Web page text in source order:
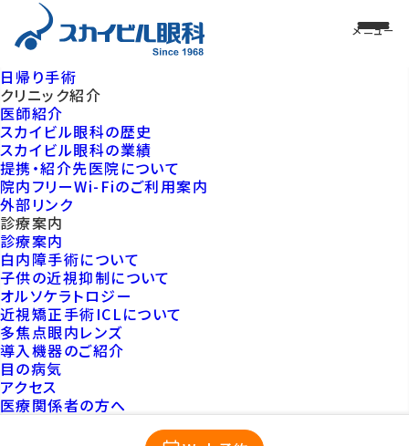
日帰り手術
クリニック紹介
医師紹介
スカイビル眼科の歴史
スカイビル眼科の業績
提携・紹介先医院について
院内フリーWi-Fiのご利用案内
外部リンク
診療案内
診療案内
白内障手術について
子供の近視抑制について
オルソケラトロジー
近視矯正手術ICLについて
多焦点眼内レンズ
導入機器のご紹介
目の病気
アクセス
医療関係者の方へ